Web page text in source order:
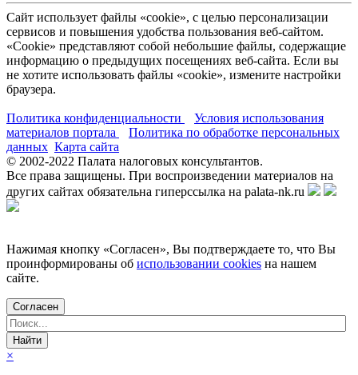
Сайт использует файлы «cookie», с целью персонализации
сервисов и повышения удобства пользования веб-сайтом.
«Cookie» представляют собой небольшие файлы, содержащие
информацию о предыдущих посещениях веб-сайта. Если вы
не хотите использовать файлы «cookie», измените настройки
браузера.
Политика конфиденциальности
Условия использования
материалов портала
Политика по обработке персональных
данных Карта сайта
© 2002-2022 Палата налоговых консультантов.
Все права защищены. При воспроизведении материалов на
других сайтах обязательна гиперссылка на palata-nk.ru
Нажимая кнопку «Согласен», Вы подтверждаете то, что Вы
проинформированы об использовании cookies на нашем
сайте.
Согласен
×